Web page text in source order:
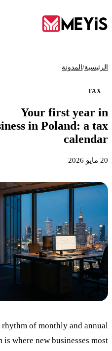
01الرئيسية
من نحن
الخدمات
الأدوات
05المدونة
06
Saldeo
07تواصل معنا
الرئيسية/ المدونة
TAX
Your first year in
in Poland: a tax
calendar
20 مايو 2026
of monthly and annual
where new businesses most